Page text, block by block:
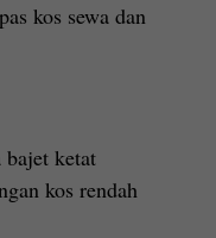
kos sewa dan
ketat
kos rendah